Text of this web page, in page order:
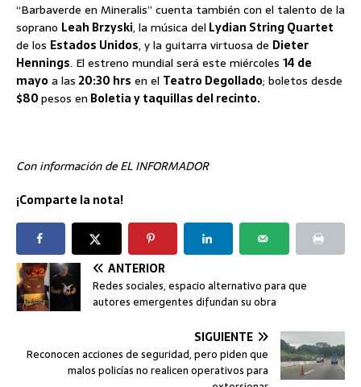
“Barbaverde en Mineralis” cuenta también con el talento de la
soprano Leah Brzyski, la música del Lydian String Quartet
de los Estados Unidos, y la guitarra virtuosa de Dieter
Hennings. El estreno mundial será este miércoles 14 de
mayo a las 20:30 hrs en el Teatro Degollado; boletos desde
$80pesos en Boletia y taquillas del recinto.
Con información de EL INFORMADOR
¡Comparte la nota!
ANTERIOR
Redes sociales, espacio alternativo para que
autores emergentes difundan su obra
SIGUIENTE
Reconocen acciones de seguridad, pero piden que
malos policías no realicen operativos para